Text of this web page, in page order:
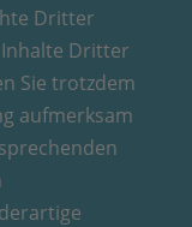
Dritter
Dritter
Sie trotzdem
aufmerksam